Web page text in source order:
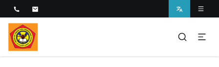
STIKES Fatima Parepare
Melayani dengan Kebijaksanaan Kasih